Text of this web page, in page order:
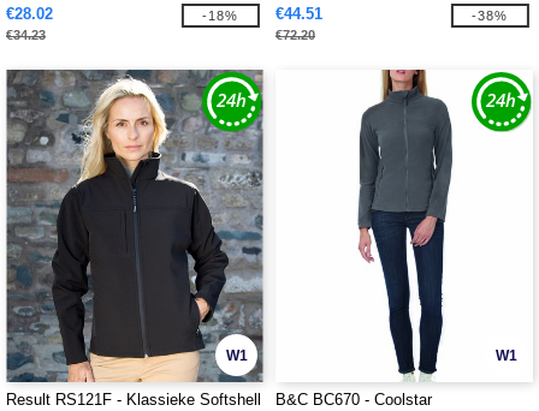
€28.02
€34.23
-18%
€44.51
€72.20
-38%
W1
Result RS121F - Klassieke Softshell
W1
B&C BC670 - Coolstar